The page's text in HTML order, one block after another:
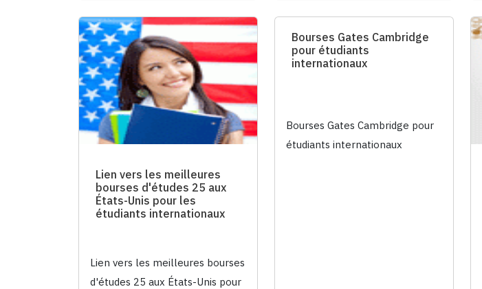
Lien vers les meilleures
bourses d'études 25 aux
États-Unis pour les
étudiants internationaux
Lien vers les meilleures bourses
d'études 25 aux États-Unis pour
Bourses Gates Cambridge
pour étudiants
internationaux
Bourses Gates Cambridge pour
étudiants internationaux